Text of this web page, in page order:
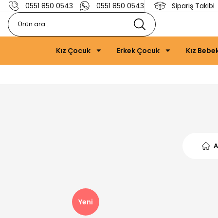
0551 850 0543 0551 850 0543 Sipariş Takibi
Kız Çocuk Erkek Çocuk Kız
Yeni